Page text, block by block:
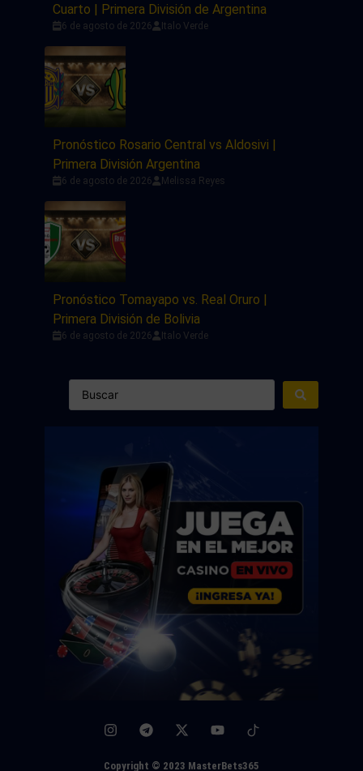
Cuarto | Primera División de Argentina
6 de agosto de 2026 Italo Verde
Pronóstico Rosario Central vs Aldosivi |
Primera División Argentina
6 de agosto de 2026 Melissa Reyes
Pronóstico Tomayapo vs. Real Oruro |
Primera División de Bolivia
6 de agosto de 2026 Italo Verde
Copyright © 2023 MasterBets365